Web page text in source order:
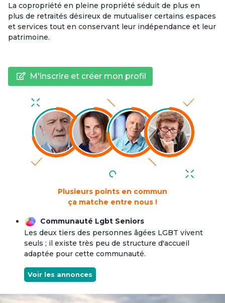
La copropriété en pleine propriété séduit de plus en
plus de retraités désireux de mutualiser certains espaces
et services tout en conservant leur indépendance et leur
patrimoine.
M'inscrire et créer mon profil
Plusieurs points en commun
ça matche entre nous !
Communauté Lgbt Seniors
Les deux tiers des personnes âgées LGBT vivent
seuls ; il existe très peu de structure d'accueil
adaptée pour cette communauté.
Voir les annonces